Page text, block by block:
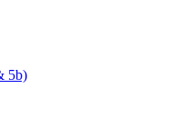
5b)